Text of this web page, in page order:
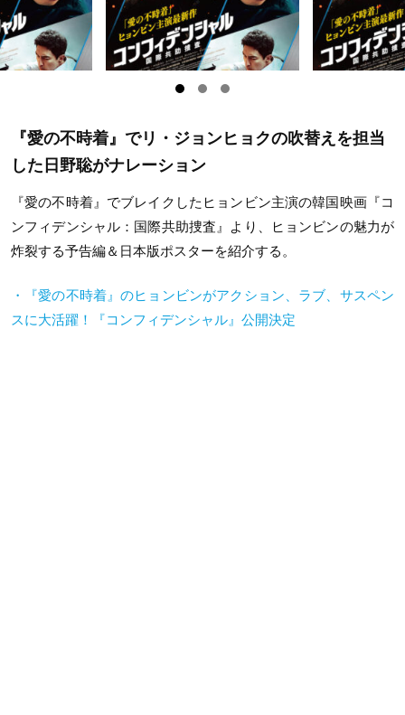
『愛の不時着』でリ・ジョンヒョクの吹替えを担当
した日野聡がナレーション
『愛の不時着』でブレイクしたヒョンビン主演の韓国映画『コ
ンフィデンシャル：国際共助捜査』より、ヒョンビンの魅力が
炸裂する予告編＆日本版ポスターを紹介する。
・『愛の不時着』のヒョンビンがアクション、ラブ、サスペン
スに大活躍！『コンフィデンシャル』公開決定